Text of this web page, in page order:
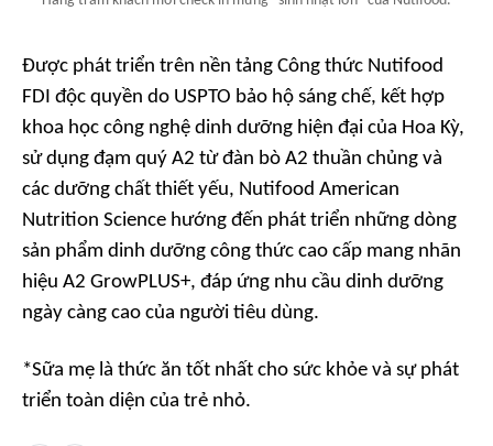
Được phát triển trên nền tảng Công thức Nutifood
FDI độc quyền do USPTO bảo hộ sáng chế, kết hợp
khoa học công nghệ dinh dưỡng hiện đại của Hoa Kỳ,
sử dụng đạm quý A2 từ đàn bò A2 thuần chủng và
các dưỡng chất thiết yếu, Nutifood American
Nutrition Science hướng đến phát triển những dòng
sản phẩm dinh dưỡng công thức cao cấp mang nhãn
hiệu A2 GrowPLUS+, đáp ứng nhu cầu dinh dưỡng
ngày càng cao của người tiêu dùng.
*Sữa mẹ là thức ăn tốt nhất cho sức khỏe và sự phát
triển toàn diện của trẻ nhỏ.